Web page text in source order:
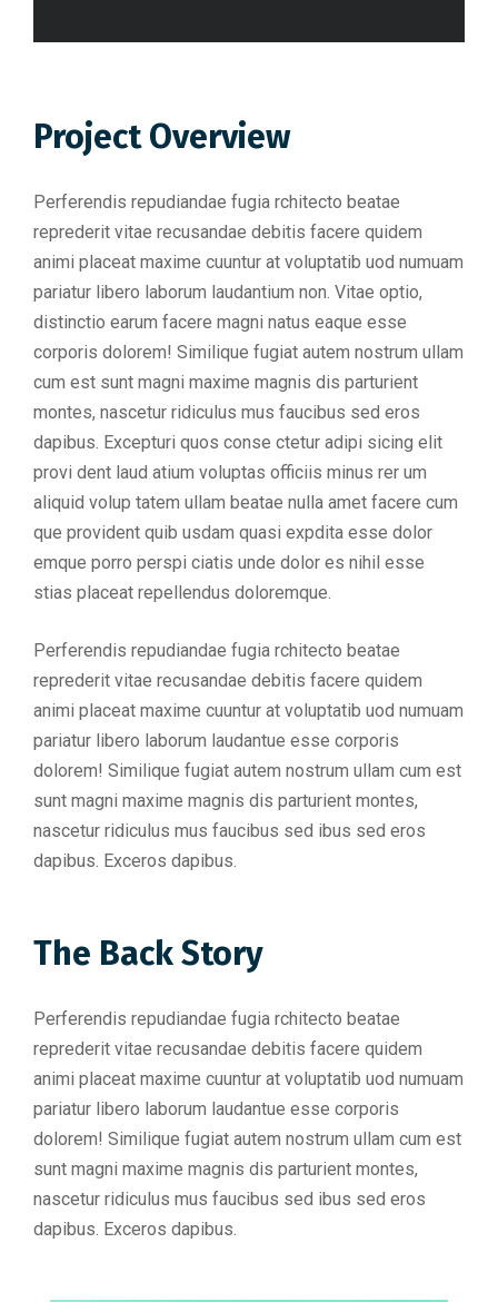
Project Overview
Perferendis repudiandae fugia rchitecto beatae
reprederit vitae recusandae debitis facere quidem
animi placeat maxime cuuntur at voluptatib uod numuam
pariatur libero laborum laudantium non. Vitae optio,
distinctio earum facere magni natus eaque esse
corporis dolorem! Similique fugiat autem nostrum ullam
cum est sunt magni maxime magnis dis parturient
montes, nascetur ridiculus mus faucibus sed eros
dapibus. Excepturi quos conse ctetur adipi sicing elit
provi dent laud atium voluptas officiis minus rer um
aliquid volup tatem ullam beatae nulla amet facere cum
que provident quib usdam quasi expdita esse dolor
emque porro perspi ciatis unde dolor es nihil esse
stias placeat repellendus doloremque.
Perferendis repudiandae fugia rchitecto beatae
reprederit vitae recusandae debitis facere quidem
animi placeat maxime cuuntur at voluptatib uod numuam
pariatur libero laborum laudantue esse corporis
dolorem! Similique fugiat autem nostrum ullam cum est
sunt magni maxime magnis dis parturient montes,
nascetur ridiculus mus faucibus sed ibus sed eros
dapibus. Exceros dapibus.
The Back Story
Perferendis repudiandae fugia rchitecto beatae
reprederit vitae recusandae debitis facere quidem
animi placeat maxime cuuntur at voluptatib uod numuam
pariatur libero laborum laudantue esse corporis
dolorem! Similique fugiat autem nostrum ullam cum est
sunt magni maxime magnis dis parturient montes,
nascetur ridiculus mus faucibus sed ibus sed eros
dapibus. Exceros dapibus.